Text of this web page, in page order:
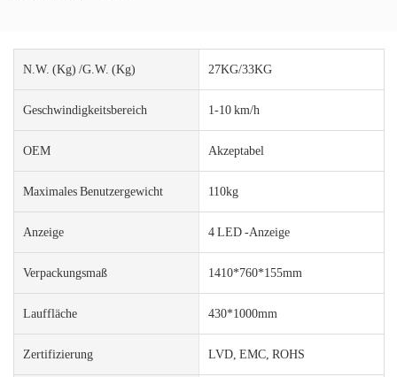
N.W. (kg) /g.w. (kg) 27KG/33KG
Geschwindigkeitsbereich 1-10 km/h
OEM Akzeptabel
Maximales Benutzergewicht 110kg
Anzeige 4 LED -Anzeige
Verpackungsmaß 1410*760*155mm
Lauffläche 430*1000mm
Zertifizierung LVD, EMC, ROHS